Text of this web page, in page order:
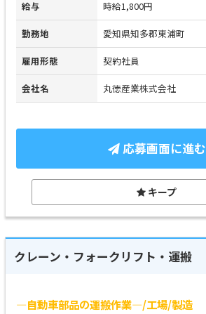
給与 時給1,800円
勤務地 愛知県知多郡東浦町
雇用形態 契約社員
会社名 丸徳産業株式会社
応募画面に進む
キープ
クレーン・フォークリフト・運搬
―自動車部品の運搬作業―/工場/製造